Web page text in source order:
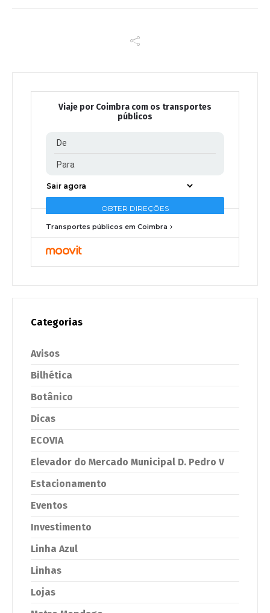
Viaje por Coimbra com os transportes
públicos
Transportes públicos em Coimbra
Categorias
Avisos
Bilhética
Botânico
Dicas
ECOVIA
Elevador do Mercado Municipal D. Pedro V
Estacionamento
Eventos
Investimento
Linha Azul
Linhas
Lojas